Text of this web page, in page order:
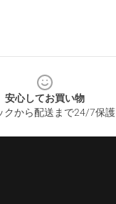
安心してお買い物
クから配送まで24/7保護